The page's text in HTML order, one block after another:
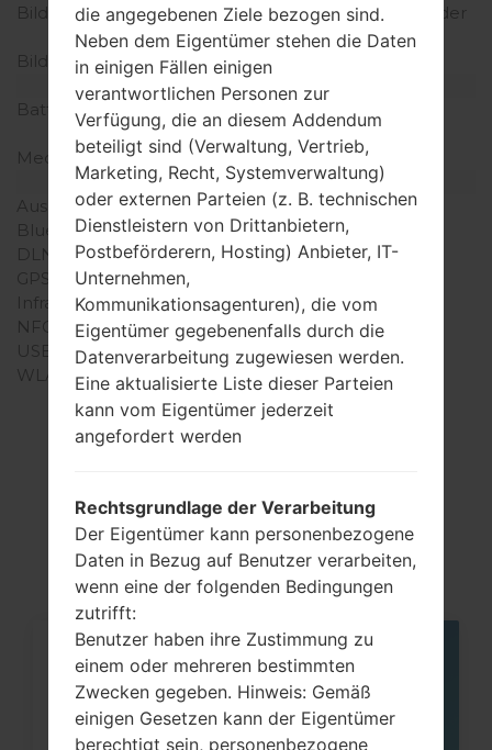
Bildschirmerweiterung
240 x 320 (~182 Dichte der
Pixel pro Zoll)
Bildschirmfarben
256K Farben
Batterie und Tastatur
Batteriekapazität
entfernbar Li-Ion 1400
mAh
Mechanische Tastatur
Ja
Interfaces
Ausgabe für Audio
-
Bluetooth
Ja
DLNA
Nein
GPS
Infrarotanschluss
Nein
NFC
Nein
USB
-
WLAN
-
Artikel
LGV9000(LGV9000)
die angegebenen Ziele bezogen sind.
Neben dem Eigentümer stehen die Daten
in einigen Fällen einigen
verantwortlichen Personen zur
Verfügung, die an diesem Addendum
beteiligt sind (Verwaltung, Vertrieb,
Marketing, Recht, Systemverwaltung)
oder externen Parteien (z. B. technischen
Dienstleistern von Drittanbietern,
Postbeförderern, Hosting) Anbieter, IT-
Unternehmen,
Kommunikationsagenturen), die vom
Eigentümer gegebenenfalls durch die
Datenverarbeitung zugewiesen werden.
Eine aktualisierte Liste dieser Parteien
kann vom Eigentümer jederzeit
angefordert werden
Rechtsgrundlage der Verarbeitung
Der Eigentümer kann personenbezogene
Daten in Bezug auf Benutzer verarbeiten,
wenn eine der folgenden Bedingungen
zutrifft:
Benutzer haben ihre Zustimmung zu
einem oder mehreren bestimmten
Zwecken gegeben. Hinweis: Gemäß
einigen Gesetzen kann der Eigentümer
berechtigt sein, personenbezogene